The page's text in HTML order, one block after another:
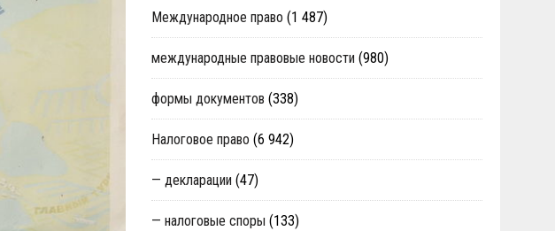
Международное право (1 487)
международные правовые новости (980)
формы документов (338)
Налоговое право (6 942)
— декларации (47)
— налоговые споры (133)